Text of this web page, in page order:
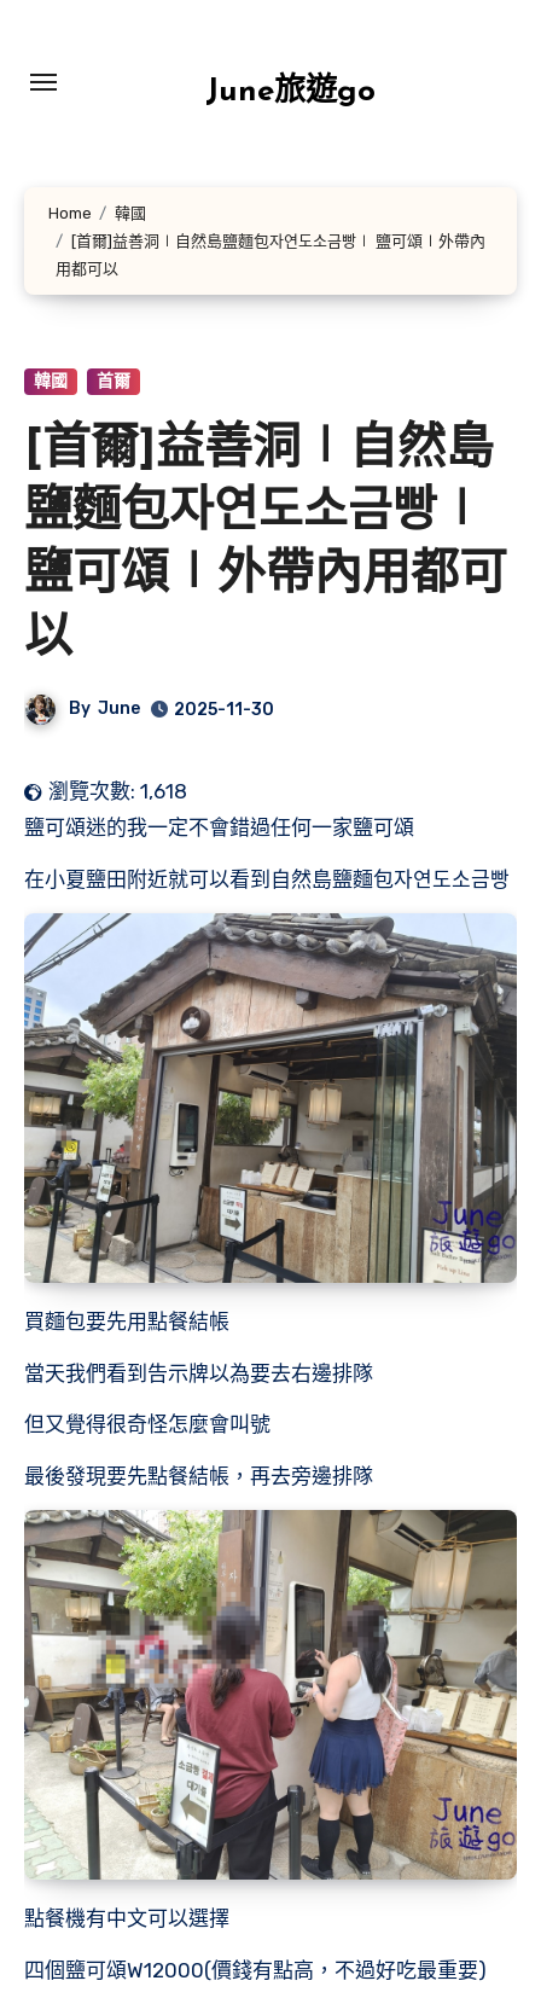
content
June旅遊go
Home
韓國
[首爾]益善洞∣自然島鹽麵包자연도소금빵∣ 鹽可頌∣外帶內
用都可以
韓國 首爾
[首爾]益善洞∣自然島
鹽麵包자연도소금빵∣
鹽可頌∣外帶內用都可
以
By June 2025-11-30
瀏覽次數: 1,618
鹽可頌迷的我一定不會錯過任何一家鹽可頌
在小夏鹽田附近就可以看到自然島鹽麵包자연도소금빵
買麵包要先用點餐結帳
當天我們看到告示牌以為要去右邊排隊
但又覺得很奇怪怎麼會叫號
最後發現要先點餐結帳，再去旁邊排隊
點餐機有中文可以選擇
四個鹽可頌W12000(價錢有點高，不過好吃最重要)